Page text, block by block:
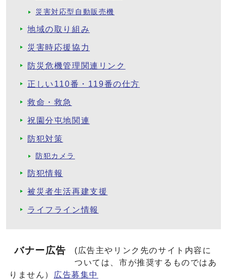
災害対応型自動販売機
地域の取り組み
災害時応援協力
防災危機管理関連リンク
正しい110番・119番の仕方
救命・救急
祝園分屯地関連
防犯対策
防犯カメラ
防犯情報
被災者生活再建支援
ライフライン情報
バナー広告
(広告主やリンク先のサイト内容に
ついては、市が推奨するものではあ
りません）
広告募集中